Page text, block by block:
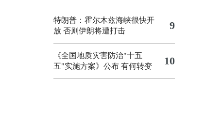
特朗普：霍尔木兹海峡很快开
放 否则伊朗将遭打击
9
《全国地质灾害防治"十五
五"实施方案》公布 有何转变
10